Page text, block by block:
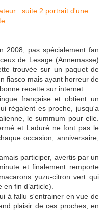
2008, pas spécialement fan
de Lesage (Annemasse)
trouvée sur un paquet de
fiasco mais ayant horreur de
recette sur internet.
française et obtient un
régalent es proche, jusqu'a
le summum pour elle.
et Laduré ne font pas le
occasion, anniversaire,
participer, avertis par un
et finalement remporte
yuzu-citron vert qui
fin d’article).
à fallu s'entrainer en vue de
plaisir de ces proches, en